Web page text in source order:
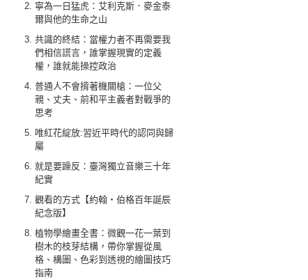
寧為一日猛虎：艾利克斯．麥金泰
爾與他的生命之山
共識的終結：當權力者不再需要我
們相信謊言，誰掌握現實的定義
權，誰就能操控政治
普通人不會揹著機關槍：一位父
親、丈夫、前和平主義者對戰爭的
思考
唯紅花綻放:習近平時代的認同與歸
屬
就是要躁反：臺灣獨立音樂三十年
紀實
觀看的方式【約翰‧伯格百年誕辰
紀念版】
植物學繪畫全書：微觀一花一葉到
樹木的枝芽結構，帶你掌握從風
格、構圖、色彩到透視的繪圖技巧
指南